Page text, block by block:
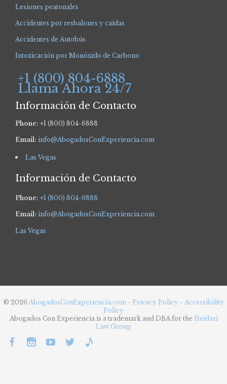
Lesiones peatonales
Accidentes por resbalones y caídas
Accidentes de Autobús
Intoxicación por Monóxido de Carbono
+1 (800) 804-6888
Llama Ahora 24/7
Información de Contacto
Phone: +1 (800) 804-6888
Email: info@AbogadosConExperiencia.com
Las Vegas
Información de Contacto
Phone: +1 (800) 804-6888
Email: info@AbogadosConExperiencia.com
Las Vegas
© 2026 AbogadosConExperiencia.com- Privacy Policy - Accessibility
Policy
Abogados Con Experiencia is a trademark and DBA for the Heidari
Law Group
    